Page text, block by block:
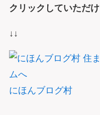
クリックしていただ
↓↓
にほんブログ村